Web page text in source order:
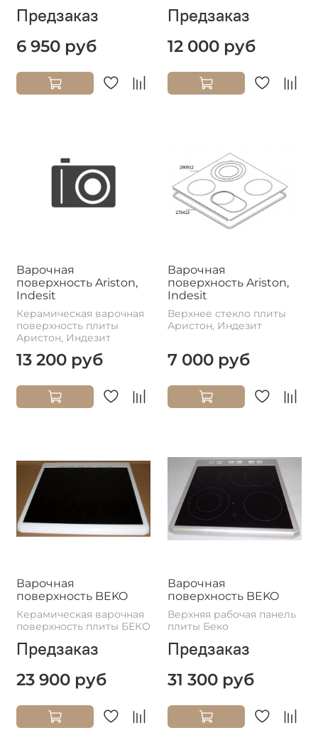
Предзаказ
6 950 руб
Предзаказ
12 000 руб
Варочная
поверхность Ariston,
Indesit
Керамическая варочная
поверхность плиты
Аристон, Индезит
13 200 руб
Варочная
поверхность Ariston,
Indesit
Верхнее стекло плиты
Аристон, Индезит
7 000 руб
Варочная
поверхность BEKO
Керамическая варочная
поверхность плиты БЕКО
Предзаказ
23 900 руб
Варочная
поверхность BEKO
Верхняя рабочая панель
плиты Беко
Предзаказ
31 300 руб